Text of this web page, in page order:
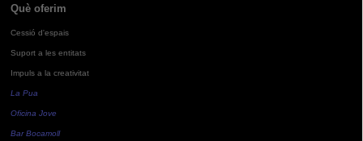
Què oferim
Cessió d'espais
Suport a les entitats
Impuls a la creativitat
La Pua
Oficina Jove
Bar Bocamoll